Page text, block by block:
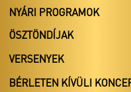
NYÁRI PROGRAMOK
ÖSZTÖNDÍJAK
VERSENYEK
BÉRLETEN KÍVÜLI